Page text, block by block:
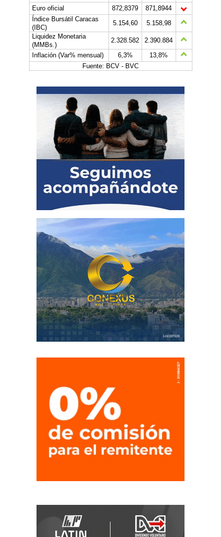
Euro oficial
872,8379
871,8944
Índice Bursátil Caracas
(IBC)
5.154,60
5.158,98
Liquidez Monetaria
(MMBs.)
2.328.582
2.390.884
Inflación (Var% mensual)
6,3%
13,8%
Fuente: BCV - BVC